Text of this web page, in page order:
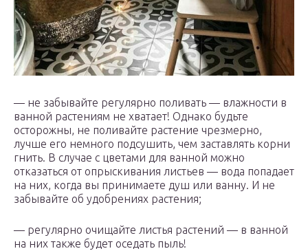
— не забывайте регулярно поливать — влажности в
ванной растениям не хватает! Однако будьте
осторожны, не поливайте растение чрезмерно,
лучше его немного подсушить, чем заставлять корни
гнить. В случае с цветами для ванной можно
отказаться от опрыскивания листьев — вода попадает
на них, когда вы принимаете душ или ванну. И не
забывайте об удобрениях растения;
— регулярно очищайте листья растений — в ванной
на них также будет оседать пыль!